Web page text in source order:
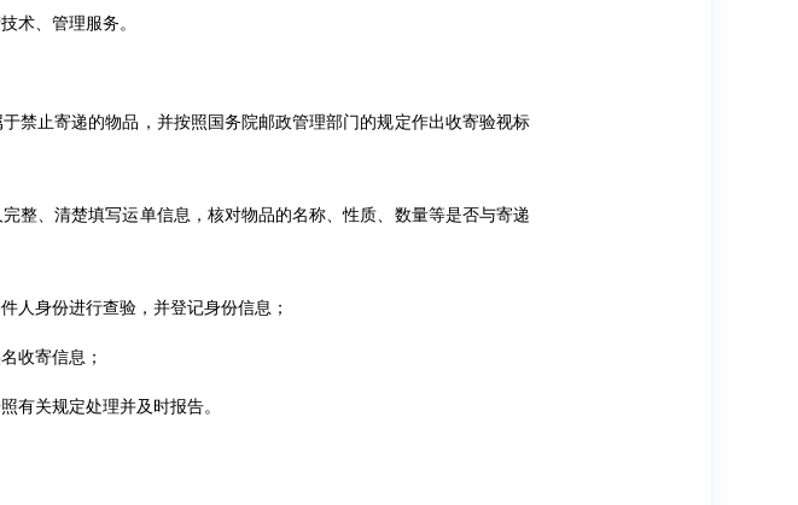
术、管理服务。
禁止寄递的物品，并按照国务院邮政管理部门的规定作出收寄验视标
整、清楚填写运单信息，核对物品的名称、性质、数量等是否与寄递
人身份进行查验，并登记身份信息；
收寄信息；
有关规定处理并及时报告。